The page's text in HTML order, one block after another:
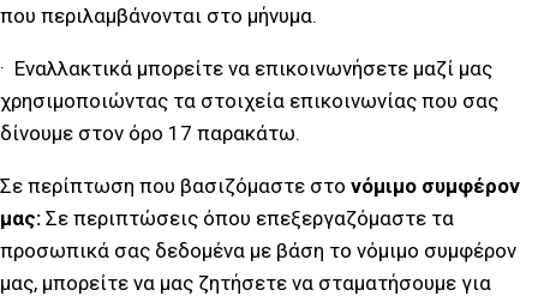
που περιλαμβάνονται στο μήνυμα.
· Εναλλακτικά μπορείτε να επικοινωνήσετε μαζί μας
χρησιμοποιώντας τα στοιχεία επικοινωνίας που σας
δίνουμε στον όρο 17 παρακάτω.
Σε περίπτωση που βασιζόμαστε στο νόμιμο συμφέρον
μας: Σε περιπτώσεις όπου επεξεργαζόμαστε τα
προσωπικά σας δεδομένα με βάση το νόμιμο συμφέρον
μας, μπορείτε να μας ζητήσετε να σταματήσουμε για